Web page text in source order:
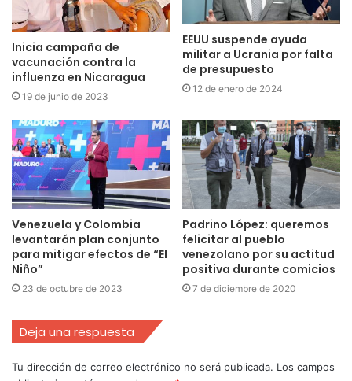
Inicia campaña de
vacunación contra la
influenza en Nicaragua
19 de junio de 2023
EEUU suspende ayuda
militar a Ucrania por falta
de presupuesto
12 de enero de 2024
Venezuela y Colombia
levantarán plan conjunto
para mitigar efectos de “El
Niño”
23 de octubre de 2023
Padrino López: queremos
felicitar al pueblo
venezolano por su actitud
positiva durante comicios
7 de diciembre de 2020
Deja una respuesta
Tu dirección de correo electrónico no será publicada. Los campos